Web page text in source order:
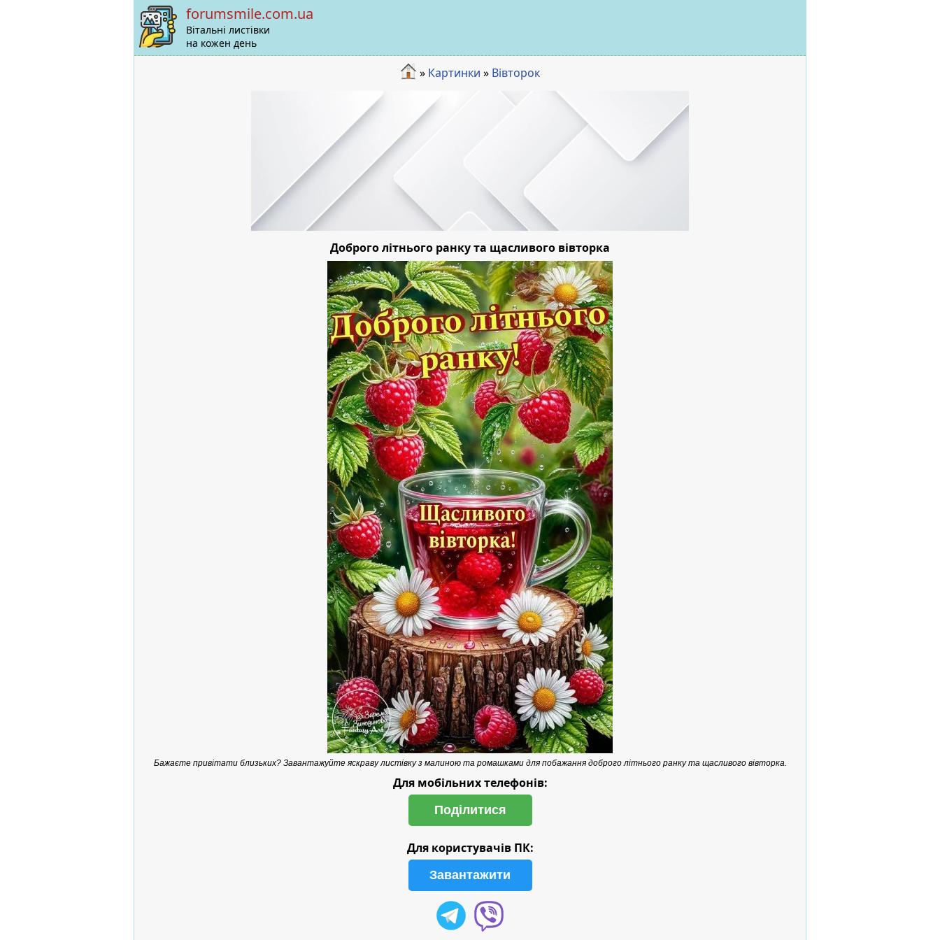
forumsmile.com.ua
Вітальні листівки
на кожен день
» Картинки » Вівторок
Доброго літнього ранку та щасливого вівторка
Бажаєте привітати близьких? Завантажуйте яскраву листівку з малиною та ромашками для побажання доброго літнього ранку та щасливого вівторка.
Для мобільних телефонів:
Поділитися
Для користувачів ПК:
Завантажити